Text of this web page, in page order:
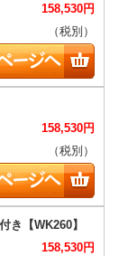
158,530円
（税別）
158,530円
（税別）
158,530円